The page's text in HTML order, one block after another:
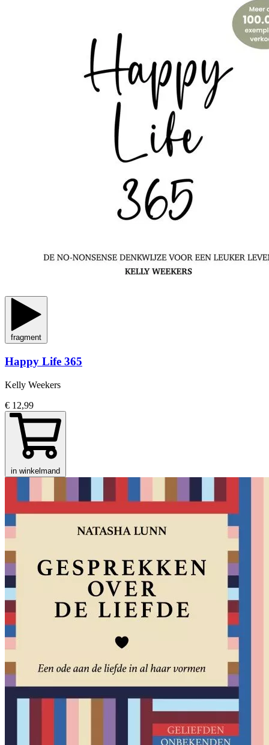
fragment
Happy Life 365
Kelly Weekers
€ 12,99
in winkelmand